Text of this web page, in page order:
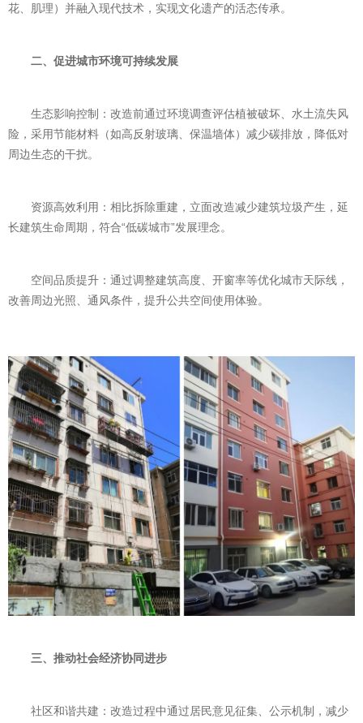
花、肌理）并融入现代技术，实现文化遗产的活态传承。
二、促进城市环境可持续发展
生态影响控制：改造前通过环境调查评估植被破坏、水土流失风
险，采用节能材料（如高反射玻璃、保温墙体）减少碳排放，降低对
周边生态的干扰。
资源高效利用：相比拆除重建，立面改造减少建筑垃圾产生，延
长建筑生命周期，符合“低碳城市”发展理念。
空间品质提升：通过调整建筑高度、开窗率等优化城市天际线，
改善周边光照、通风条件，提升公共空间使用体验。
三、推动社会经济协同进步
社区和谐共建：改造过程中通过居民意见征集、公示机制，减少